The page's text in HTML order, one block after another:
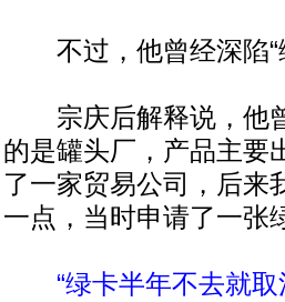
不过，他曾经深陷“
宗庆后解释说，他曾
的是罐头厂，产品主要
了一家贸易公司，后来
一点，当时申请了一张
“绿卡半年不去就